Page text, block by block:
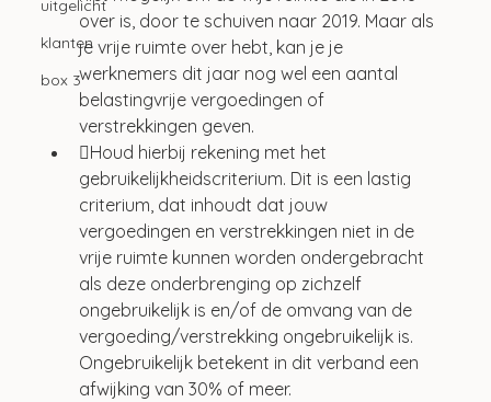
uitgelicht
klanten
box 3
over is, door te schuiven naar 2019. Maar als
je vrije ruimte over hebt, kan je je
werknemers dit jaar nog wel een aantal
belastingvrije vergoedingen of
verstrekkingen geven.
Houd hierbij rekening met het
gebruikelijkheidscriterium. Dit is een lastig
criterium, dat inhoudt dat jouw
vergoedingen en verstrekkingen niet in de
vrije ruimte kunnen worden ondergebracht
als deze onderbrenging op zichzelf
ongebruikelijk is en/of de omvang van de
vergoeding/verstrekking ongebruikelijk is.
Ongebruikelijk betekent in dit verband een
afwijking van 30% of meer.